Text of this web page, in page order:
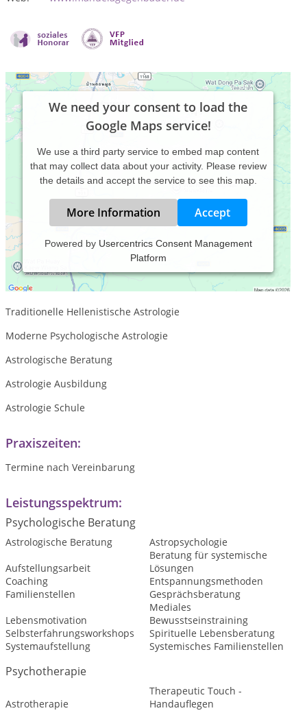
We need your consent to load the
Google Maps service!
We use a third party service to embed map content
that may collect data about your activity. Please review
the details and accept the service to see this map.
More Information Accept
Powered by Usercentrics Consent Management
Platform
dalog und raum - Raum für Begegnungen, Raum für
Erkenntnisse, Raum für Gespräche - ein geschützter Raum
für dich
Traditionelle Hellenistische Astrologie
Moderne Psychologische Astrologie
Astrologische Beratung
Astrologie Ausbildung
Astrologie Schule
Praxiszeiten:
Termine nach Vereinbarung
Leistungsspektrum:
Psychologische Beratung
Astrologische Beratung
Astropsychologie
Aufstellungsarbeit
Beratung für systemische
Lösungen
Coaching
Entspannungsmethoden
Familienstellen
Gesprächsberatung
Lebensmotivation
Mediales
Bewusstseinstraining
Selbsterfahrungsworkshops
Spirituelle Lebensberatung
Systemaufstellung
Systemisches Familienstellen
Psychotherapie
Astrotherapie
Therapeutic Touch -
Handauflegen